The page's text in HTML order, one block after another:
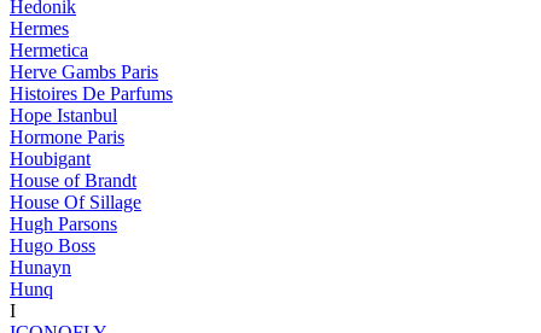
Hedonik
Hermes
Hermetica
Herve Gambs Paris
Histoires De Parfums
Hope Istanbul
Hormone Paris
Houbigant
House of Brandt
House Of Sillage
Hugh Parsons
Hugo Boss
Hunayn
Hunq
I